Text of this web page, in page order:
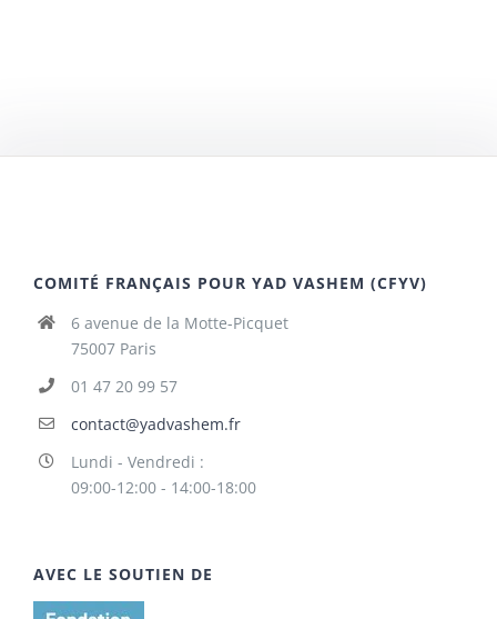
COMITÉ FRANÇAIS POUR YAD VASHEM (CFYV)
6 avenue de la Motte-Picquet
75007 Paris
01 47 20 99 57
contact@yadvashem.fr
Lundi - Vendredi :
09:00-12:00 - 14:00-18:00
AVEC LE SOUTIEN DE